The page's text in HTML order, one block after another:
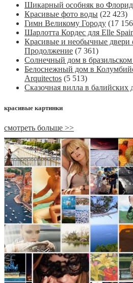
Шикарный особняк во
Красивые фото воды (22 423)
Гимн Великому Городу (17
Шарлотта Кордес для Elle
Красивые и необычные двери
Продолжение (7 361)
Солнечный дом в
Белоснежный дом в
Arquitectos (5 513)
Сказочная вилла в балийских
красивые картинки
смотреть больше >>